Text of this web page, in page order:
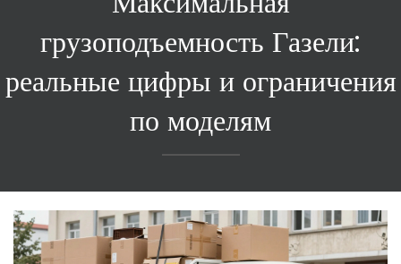
грузоподъемность Газели:
реальные цифры и ограничения
по моделям